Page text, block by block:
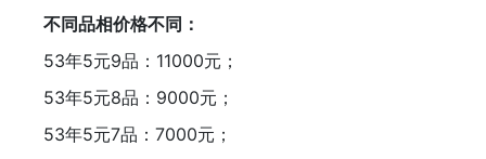
不同品相价格不同：
53年5元9品：11000元；
53年5元8品：9000元；
53年5元7品：7000元；